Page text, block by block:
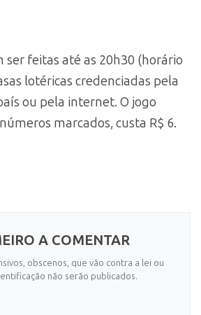
ser feitas até as 20h30 (horário
lotéricas credenciadas pela
ou pela internet. O jogo
marcados, custa R$ 6.
A COMENTAR
obscenos, que vão contra a lei ou
não serão publicados.